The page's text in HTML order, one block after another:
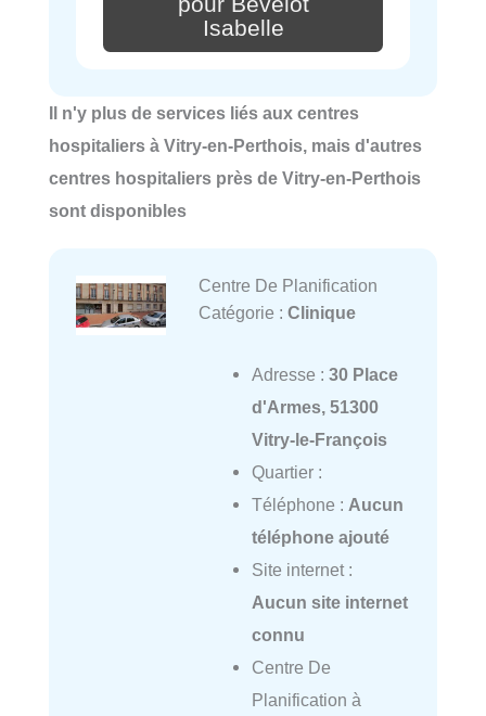
Isabelle
Il n'y plus de services liés aux centres
hospitaliers à Vitry-en-Perthois, mais d'autres
centres hospitaliers près de Vitry-en-Perthois
sont disponibles
Centre De Planification
Catégorie : Clinique
Adresse : 30 Place
d'Armes, 51300
Vitry-le-François
Quartier :
Téléphone : Aucun
téléphone ajouté
Site internet :
Aucun site internet
connu
Centre De
Planification à